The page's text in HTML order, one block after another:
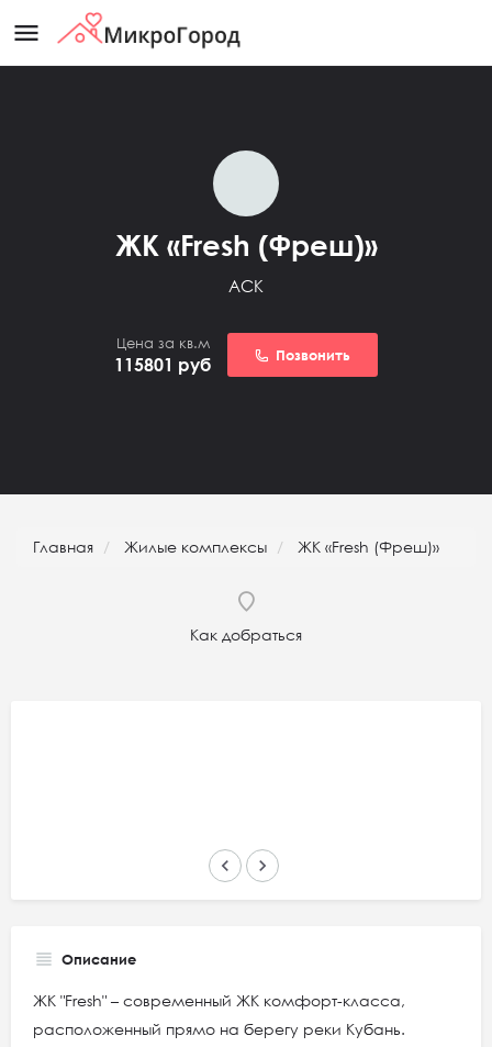
menu
ЖК «Fresh (Фреш)»
АСК
Цена за кв.м
115801 руб Позвонить
Главная Жилые комплексы ЖК «Fresh (Фреш)»
Как добраться
keyboard_arrow_left keyboard_arrow_right
Описание
ЖК "Fresh" – современный ЖК комфорт-класса,
расположенный прямо на берегу реки Кубань.